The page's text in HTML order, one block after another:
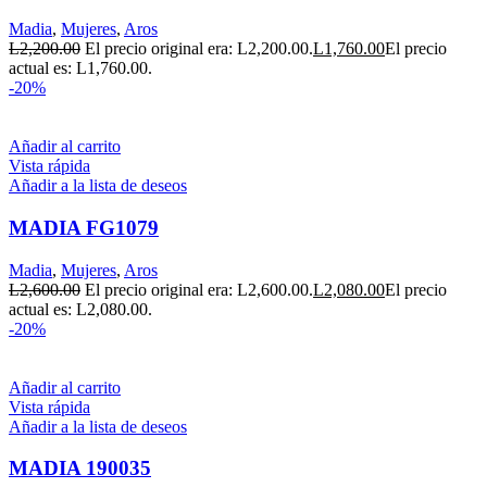
Madia, Mujeres, Aros
L2,200.00 El precio original era: L2,200.00.L1,760.00El precio
actual es: L1,760.00.
-20%
Añadir al carrito
Vista rápida
Añadir a la lista de deseos
MADIA FG1079
Madia, Mujeres, Aros
L2,600.00 El precio original era: L2,600.00.L2,080.00El precio
actual es: L2,080.00.
-20%
Añadir al carrito
Vista rápida
Añadir a la lista de deseos
MADIA 190035